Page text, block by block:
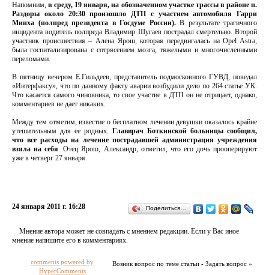
Напомним,в среду, 19 января, на обозначенном участке трассы в районе п.
Раздоры около 20:30 произошло ДТП с участием автомобиля Гарри
Минха (полпред президента в Госдуме России). В результате трагичного
инцидента водитель полпреда Владимир Шугаев пострадал смертельно. Второй
участник происшествия – Алена Ярош, которая передвигалась на Opel Astra,
была госпитализирована с сотрясением мозга, тяжелыми и многочисленными
переломами.
В пятницу вечером Е.Гильдеев, представитель подмосковного ГУВД, поведал
«Интерфаксу», что по данному факту аварии возбудили дело по 264 статье УК.
Что касается самого чиновника, то свое участие в ДТП он не отрицает, однако,
комментариев не дает никаких.
Между тем отметим, известие о бесплатном лечении девушки оказалось крайне
утешительным для ее родных. Главврач Боткинской больницы сообщил,
что все расходы на лечение пострадавшей администрация учреждения
взяла на себя. Отец Ярош, Александр, отметил, что его дочь прооперируют
уже в четверг 27 января.
24 января 2011 г. 16:28 Поделиться…
Мнение автора может не совпадать с мнением редакции. Если у Вас иное
мнение напишите его в комментариях.
Возник вопрос по теме статьи - Задать вопрос »
comments powered by
HyperComments